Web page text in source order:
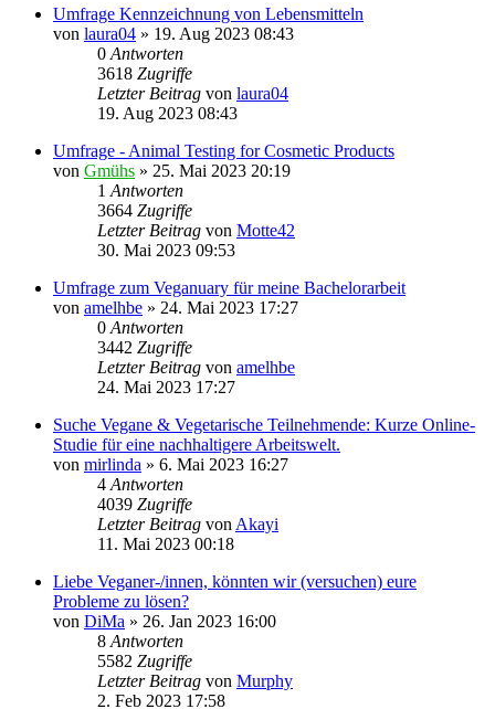
Umfrage Kennzeichnung von Lebensmitteln
von laura04 » 19. Aug 2023 08:43
0 Antworten
3618 Zugriffe
Letzter Beitrag von laura04
19. Aug 2023 08:43
Umfrage - Animal Testing for Cosmetic Products
von Gmühs » 25. Mai 2023 20:19
1 Antworten
3664 Zugriffe
Letzter Beitrag von Motte42
30. Mai 2023 09:53
Umfrage zum Veganuary für meine Bachelorarbeit
von amelhbe » 24. Mai 2023 17:27
0 Antworten
3442 Zugriffe
Letzter Beitrag von amelhbe
24. Mai 2023 17:27
Suche Vegane & Vegetarische Teilnehmende: Kurze Online-
Studie für eine nachhaltigere Arbeitswelt.
von mirlinda » 6. Mai 2023 16:27
4 Antworten
4039 Zugriffe
Letzter Beitrag von Akayi
11. Mai 2023 00:18
Liebe Veganer-/innen, könnten wir (versuchen) eure
Probleme zu lösen?
von DiMa » 26. Jan 2023 16:00
8 Antworten
5582 Zugriffe
Letzter Beitrag von Murphy
2. Feb 2023 17:58